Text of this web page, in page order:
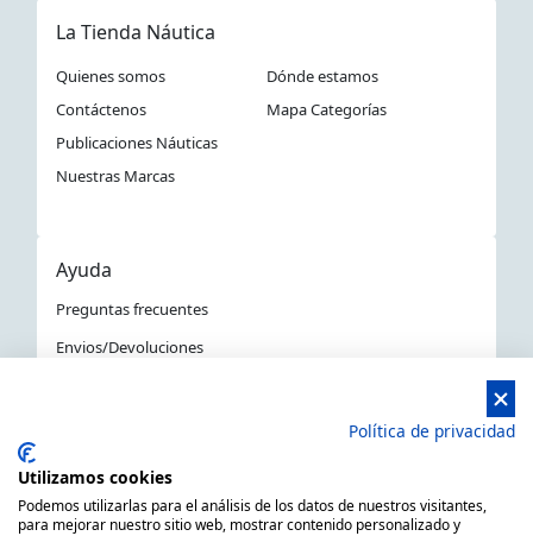
La Tienda Náutica
Quienes somos
Dónde estamos
Contáctenos
Mapa Categorías
Publicaciones Náuticas
Nuestras Marcas
Ayuda
Preguntas frecuentes
Envios/Devoluciones
La Tienda Náutica en Barcelona
Política de privacidad
Utilizamos cookies
Podemos utilizarlas para el análisis de los datos de nuestros visitantes,
para mejorar nuestro sitio web, mostrar contenido personalizado y